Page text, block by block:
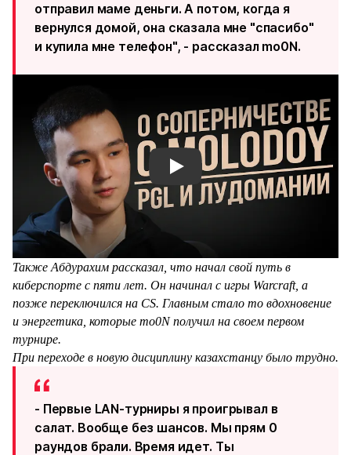
отправил маме деньги. А потом, когда я
вернулся домой, она сказала мне "спасибо"
и купила мне телефон", - рассказал mo0N.
Смотреть видео YouTube
Также Абдурахим рассказал, что начал свой путь в
киберспорте с пяти лет. Он начинал с игры Warcraft, а
позже переключился на CS. Главным стало то вдохновение
и энергетика, которые mo0N получил на своем первом
турнире.
При переходе в новую дисциплину казахстанцу было трудно.
- Первые LAN-турниры я проигрывал в
салат. Вообще без шансов. Мы прям 0
раундов брали. Время идет. Ты